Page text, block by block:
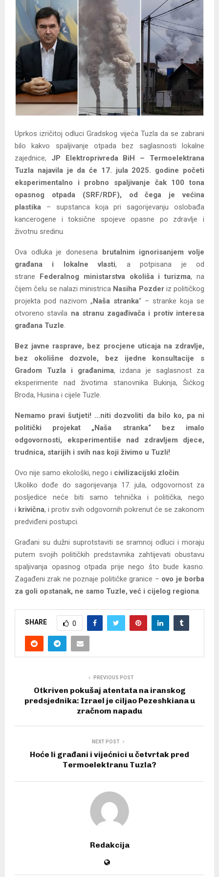
N
U
Uprkos izričitoj odluci Gradskog vijeća Tuzla da se zabrani
bilo kakvo spaljivanje otpada bez saglasnosti lokalne
zajednice, JP Elektroprivreda BiH – Termoelektrana
Tuzla najavila je da će 17. jula 2025. godine početi
eksperimentalno i probno spaljivanje čak 100 tona
opasnog otpada (SRF/RDF), od čega je većina
plastika – supstanca koja pri sagorijevanju oslobađa
kancerogene i toksične spojeve opasne po zdravlje i
životnu sredinu.
Ova odluka je donesena brutalnim ignorisanjem volje
građana i lokalne vlasti, a potpisana je od
strane Federalnog ministarstva okoliša i turizma, na
čijem čelu se nalazi ministrica Nasiha Pozderiz političkog
projekta pod nazivom „Naša stranka“ – stranke koja se
otvoreno stavila na stranu zagađivača i protiv interesa
građana Tuzle.
Bez javne rasprave, bez procjene uticaja na zdravlje,
bez okolišne dozvole, bez ijedne konsultacije s
Gradom Tuzla i građanima, izdana je saglasnost za
eksperimente nad životima stanovnika Bukinja, Šićkog
Broda, Husina i cijele Tuzle.
Nemamo pravi šutjeti! …niti dozvoliti da bilo ko, pa ni
politički projekat „Naša stranka“ bez imalo
odgovornosti, eksperimentiše nad zdravljem djece,
trudnica, starijih i svih nas koji živimo u Tuzli!
Ovo nije samo ekološki, nego i civilizacijski zločin.
Ukoliko dođe do sagorijevanja 17. jula, odgovornost za
posljedice neće biti samo tehnička i politička, nego
i krivična, i protiv svih odgovornih pokrenut će se zakonom
predviđeni postupci.
Građani su dužni suprotstaviti se sramnoj odluci i moraju
putem svojih političkih predstavnika zahtijevati obustavu
spaljivanja opasnog otpada prije nego što bude kasno.
Zagađeni zrak ne poznaje političke granice – ovo je borba
za goli opstanak, ne samo Tuzle, već i cijelog regiona.
SHARE 0
PREVIOUS POST
Otkriven pokušaj atentata na iranskog
predsjednika: Izrael je ciljao Pezeshkiana u
zračnom napadu
NEXT POST
Hoće li građani i vijećnici u četvrtak pred
Termoelektranu Tuzla?
Redakcija